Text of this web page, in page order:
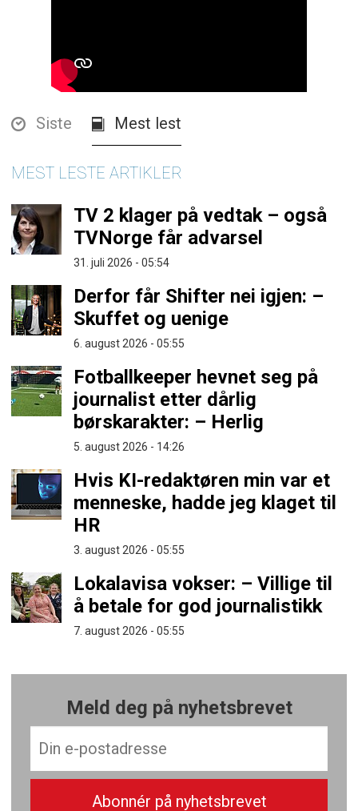
Siste Mest lest
MEST LESTE ARTIKLER
TV 2 klager på vedtak – også
TVNorge får advarsel
31. juli 2026 - 05:54
Derfor får Shifter nei igjen: –
Skuffet og uenige
6. august 2026 - 05:55
Fotballkeeper hevnet seg på
journalist etter dårlig
børskarakter: – Herlig
5. august 2026 - 14:26
Hvis KI-redaktøren min var et
menneske, hadde jeg klaget til
HR
3. august 2026 - 05:55
Lokalavisa vokser: – Villige til
å betale for god journalistikk
7. august 2026 - 05:55
Meld deg på nyhetsbrevet